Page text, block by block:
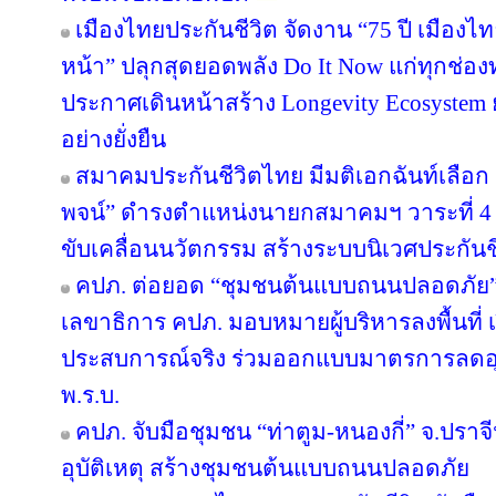
เมืองไทยประกันชีวิต จัดงาน “75 ปี เมือง
หน้า” ปลุกสุดยอดพลัง Do It Now แก่ทุกช่อ
ประกาศเดินหน้าสร้าง Longevity
อย่างยั่งยืน
สมาคมประกันชีวิตไทย มีมติเอกฉันท์เลือ
พจน์” ดำรงตำแหน่งนายกสมาคมฯ วาระที่
ขับเคลื่อนนวัตกรรม สร้างระบบนิเวศประกัน
คปภ. ต่อยอด “ชุมชนต้นแบบถนนปลอดภัย
เลขาธิการ คปภ. มอบหมายผู้บริหารลงพื้นที่
ประสบการณ์จริง ร่วมออกแบบมาตรการลด
พ.ร.บ.
คปภ. จับมือชุมชน “ท่าตูม-หนองกี่” จ.ปรา
อุบัติเหตุ สร้างชุมชนต้นแบบถนนปลอดภัย